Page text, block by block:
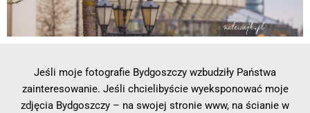
Jeśli moje fotografie Bydgoszczy wzbudziły Państwa
zainteresowanie. Jeśli chcielibyście wyeksponować moje
zdjęcia Bydgoszczy – na swojej stronie www, na ścianie w